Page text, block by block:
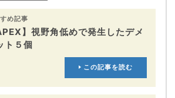
め記事
】視野角低めで発生したデメ
ト５個
この記事を読む